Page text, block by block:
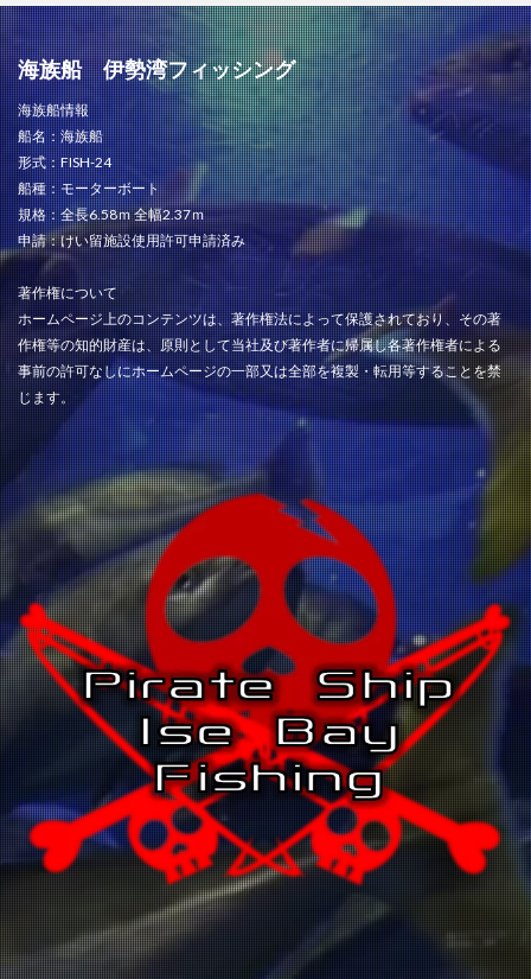
海族船 伊勢湾フィッシング
海族船情報
船名：海族船
形式：FISH-24
船種：モーターボート
規格：全長6.58ｍ 全幅2.37ｍ
申請：けい留施設使用許可申請済み
著作権について
ホームページ上のコンテンツは、著作権法によって保護されており、その著
作権等の知的財産は、原則として当社及び著作者に帰属し各著作権者による
事前の許可なしにホームページの一部又は全部を複製・転用等することを禁
じます。